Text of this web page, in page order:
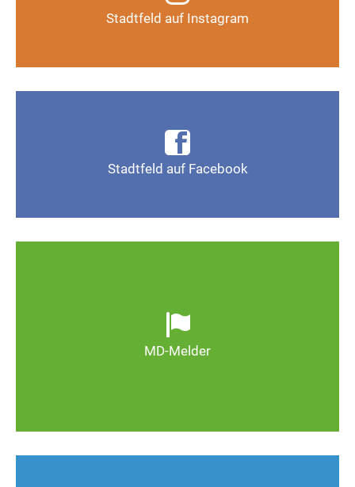
Stadtfeld auf Instagram
Auf Instagram folgen
Stadtfeld auf Facebook
Seite Magdeburg-Stadtfeld
MD-Melder
wild entsorgter Müll. Melden Sie Mängel, damit
Magdeburg schöner und lebenswerter wird.